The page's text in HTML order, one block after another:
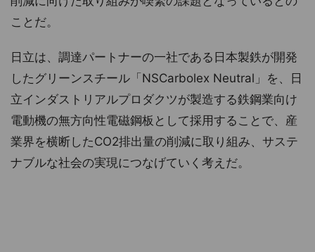
ことだ。
日立は、調達パートナーの一社である日本製鉄が開発
したグリーンスチール「NSCarbolex Neutral」を、日
立インダストリアルプロダクツが製造する鉄鋼業向け
電動機の無方向性電磁鋼板として採用することで、産
業界を横断したCO2排出量の削減に取り組み、サステ
ナブルな社会の実現につなげていく考えだ。